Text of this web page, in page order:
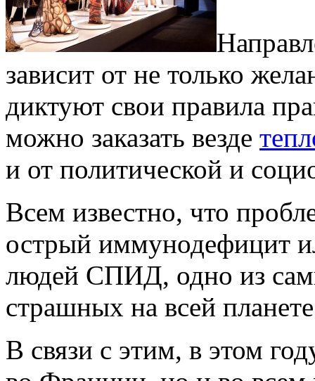
зависит от не только
диктуют свои правила
можно заказать везде
и от политической и
Всем известно, что
острый иммунодефицит
людей СПИД, одно из
страшных на всей
В связи с этим, в этом